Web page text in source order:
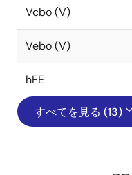
Vcbo (V)
Vebo (V)
hFE
すべてを見る (13)